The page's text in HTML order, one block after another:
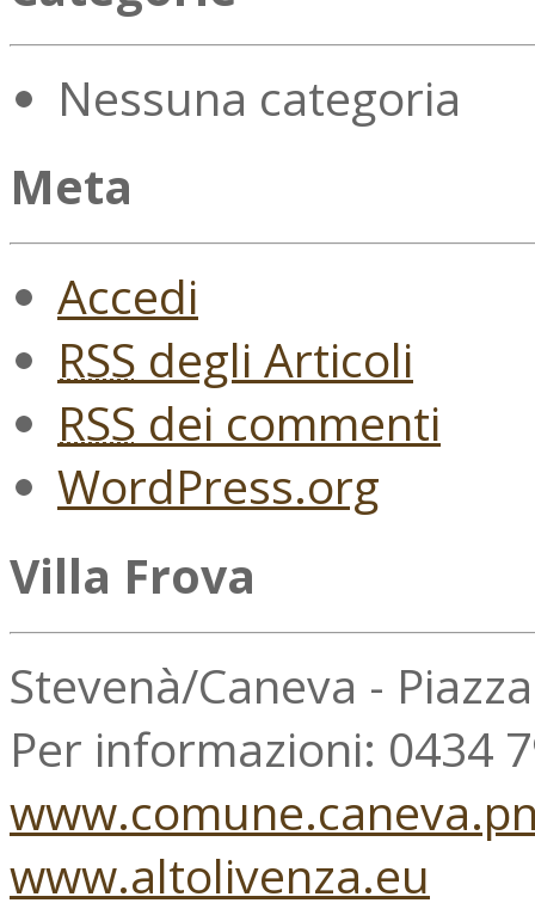
Nessuna categoria
Meta
Accedi
RSS degli Articoli
RSS dei commenti
WordPress.org
Villa Frova
Stevenà/Caneva -
Per informazioni: 0434
www.altolivenza.eu